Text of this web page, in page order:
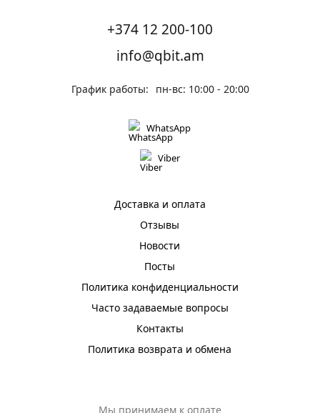
+374 12 200-100
info@qbit.am
График работы: пн-вс: 10:00 - 20:00
WhatsApp
Viber
Доставка и оплата
Отзывы
Новости
Посты
Политика конфиденциальности
Часто задаваемые вопросы
Контакты
Политика возврата и обмена
Мы принимаем к оплате